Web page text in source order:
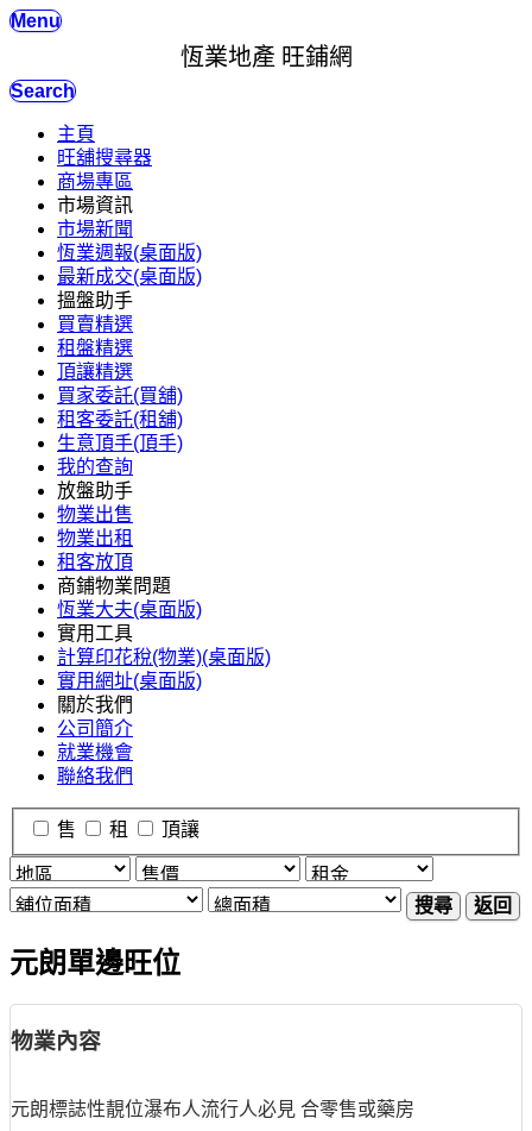
Menu
恆業地產 旺鋪網
Search
主頁
旺舖搜尋器
商場專區
市場資訊
市場新聞
恆業週報(桌面版)
最新成交(桌面版)
搵盤助手
買賣精選
租盤精選
頂讓精選
買家委託(買舖)
租客委託(租舖)
生意頂手(頂手)
我的查詢
放盤助手
物業出售
物業出租
租客放頂
商鋪物業問題
恆業大夫(桌面版)
實用工具
計算印花稅(物業)(桌面版)
實用網址(桌面版)
關於我們
公司簡介
就業機會
聯絡我們
售 租 頂讓
搜尋 返回
元朗單邊旺位
物業內容
元朗標誌性靚位瀑布人流行人必見 合零售或藥房